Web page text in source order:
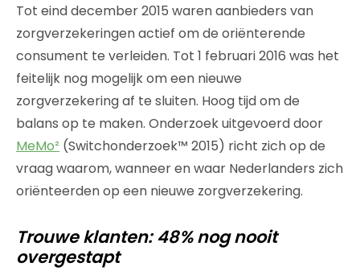
Tot eind december 2015 waren aanbieders van
zorgverzekeringen actief om de oriënterende
consument te verleiden. Tot 1 februari 2016 was het
feitelijk nog mogelijk om een nieuwe
zorgverzekering af te sluiten. Hoog tijd om de
balans op te maken. Onderzoek uitgevoerd door
MeMo² (Switchonderzoek™ 2015) richt zich op de
vraag waarom, wanneer en waar Nederlanders zich
oriënteerden op een nieuwe zorgverzekering.
Trouwe klanten: 48% nog nooit
overgestapt